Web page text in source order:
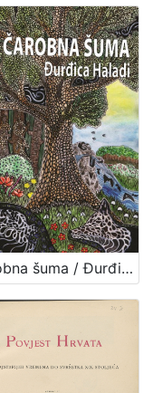
Čarobna šuma / Đurđica Haladi